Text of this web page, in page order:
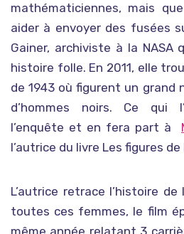
mathématiciennes, mais
aider à envoyer des fusées
Gainer, archiviste à la NASA
histoire folle. En 2011, elle
de 1943 où figurent un grand
d’hommes noirs. Ce qui
l’enquête et en fera part à
l’autrice du livre Les figures de
L’autrice retrace l’histoire
toutes ces femmes, le film